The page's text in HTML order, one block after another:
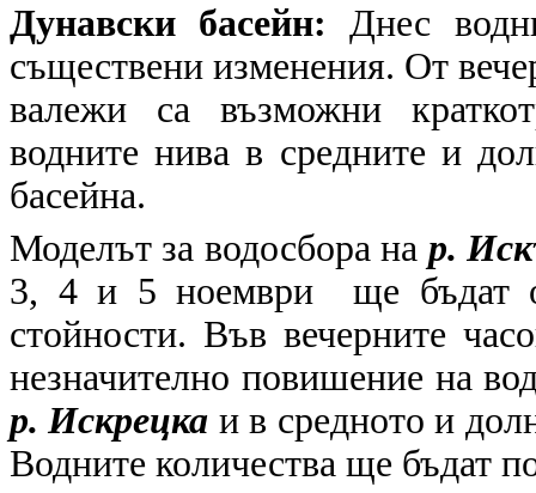
Дунавски басейн: Днес
съществени изменения. От
валежи са възможни
водните нива в средните и
басейна.
Моделът за водосбора на р.
3, 4 и 5 ноември ще бъдат
стойности. Във вечерните
незначително повишение на
р. Искрецка и в средното и
Водните количества ще бъдат